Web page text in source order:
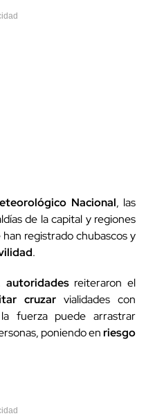
Nacional, las
de la capital y regiones
registrado chubascos y
.
autoridadesreiteraron el
cruzar vialidades con
fuerza puede arrastrar
poniendo enriesgo